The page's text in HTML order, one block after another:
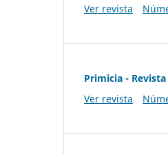
Ver revista
Primicia -
Ver revista